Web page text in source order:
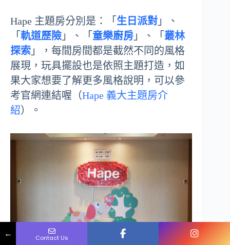
Hape 主題房分別是：「 生日派對 」、
「 軌道歷險 」、「 童樂廚房 」、「 叢林
探索 」，每間房間都是截然不同的風格
展現，玩具擺設也是依照主題打造，如
果大家想要了解更多風格說明，可以參
考官網連結喔（Hape 義大主題房介
紹）。
← Contact Us